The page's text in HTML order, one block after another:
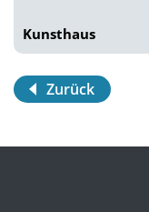
Kunsthaus
Zurück